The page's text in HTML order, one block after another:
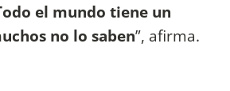
el mundo tiene un
no lo saben”, afirma.